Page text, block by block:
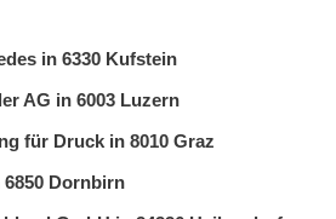
in 6330 Kufstein
AG in 6003 Luzern
für Druck in 8010 Graz
Dornbirn